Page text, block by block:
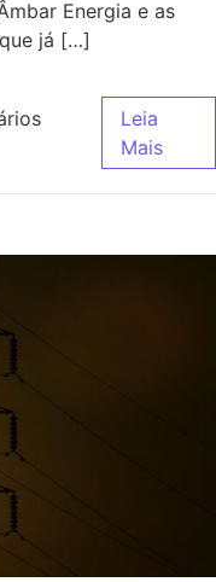
Energia e as
já […]
Leia
Mais